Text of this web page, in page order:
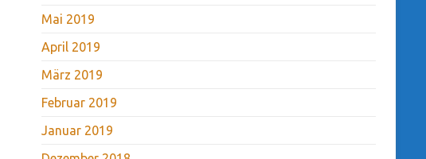
Mai 2019
April 2019
März 2019
Februar 2019
Januar 2019